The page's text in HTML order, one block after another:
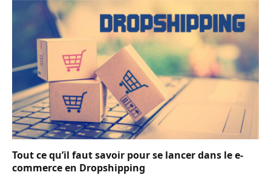
Tout ce qu’il faut savoir pour se lancer dans le e-
commerce en Dropshipping